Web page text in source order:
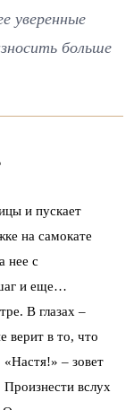
уверенные
больше
и пускает
на самокате
нее с
и еще…
В глазах –
верит в то, что
– зовет
Произнести вслух